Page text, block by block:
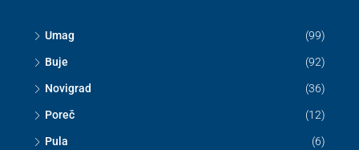
Umag (99)
Buje (92)
Novigrad (36)
Poreč (12)
Pula (6)